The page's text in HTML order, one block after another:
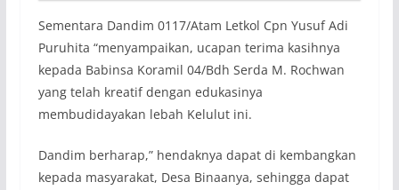
Sementara Dandim 0117/Atam Letkol Cpn Yusuf Adi
Puruhita “menyampaikan, ucapan terima kasihnya
kepada Babinsa Koramil 04/Bdh Serda M. Rochwan
yang telah kreatif dengan edukasinya
membudidayakan lebah Kelulut ini.
Dandim berharap,” hendaknya dapat di kembangkan
kepada masyarakat, Desa Binaanya, sehingga dapat